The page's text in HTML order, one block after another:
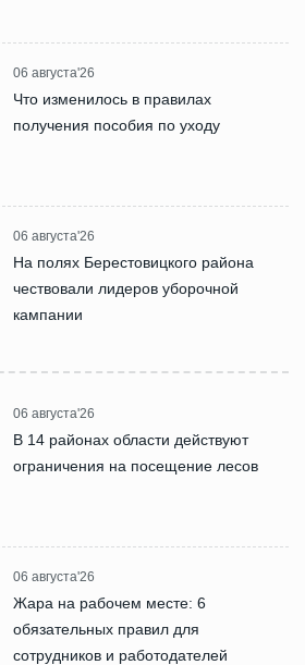
06 августа'26
Что изменилось в правилах
получения пособия по уходу
06 августа'26
На полях Берестовицкого района
чествовали лидеров уборочной
кампании
06 августа'26
В 14 районах области действуют
ограничения на посещение лесов
06 августа'26
Жара на рабочем месте: 6
обязательных правил для
сотрудников и работодателей